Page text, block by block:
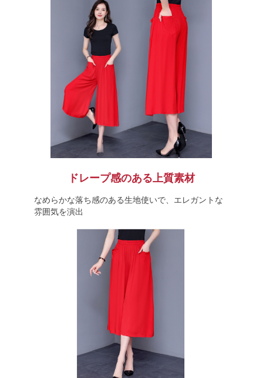
ドレープ感のある上質素材
なめらかな落ち感のある生地使いで、エレガントな
雰囲気を演出